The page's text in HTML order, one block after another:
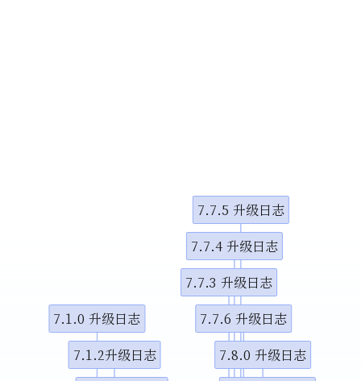
7.8.0 升级日志
7.7.6 升级日志
7.7.3 升级日志
7.7.4 升级日志
7.7.5 升级日志
7.1.2升级日志
7.1.0 升级日志